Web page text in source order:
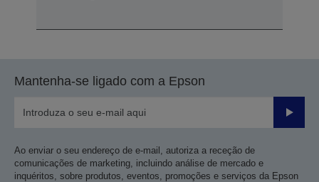
Mantenha-se ligado com a Epson
Enviar
Ao enviar o seu endereço de e-mail, autoriza a receção de
comunicações de marketing, incluindo análise de mercado e
inquéritos, sobre produtos, eventos, promoções e serviços da Epson